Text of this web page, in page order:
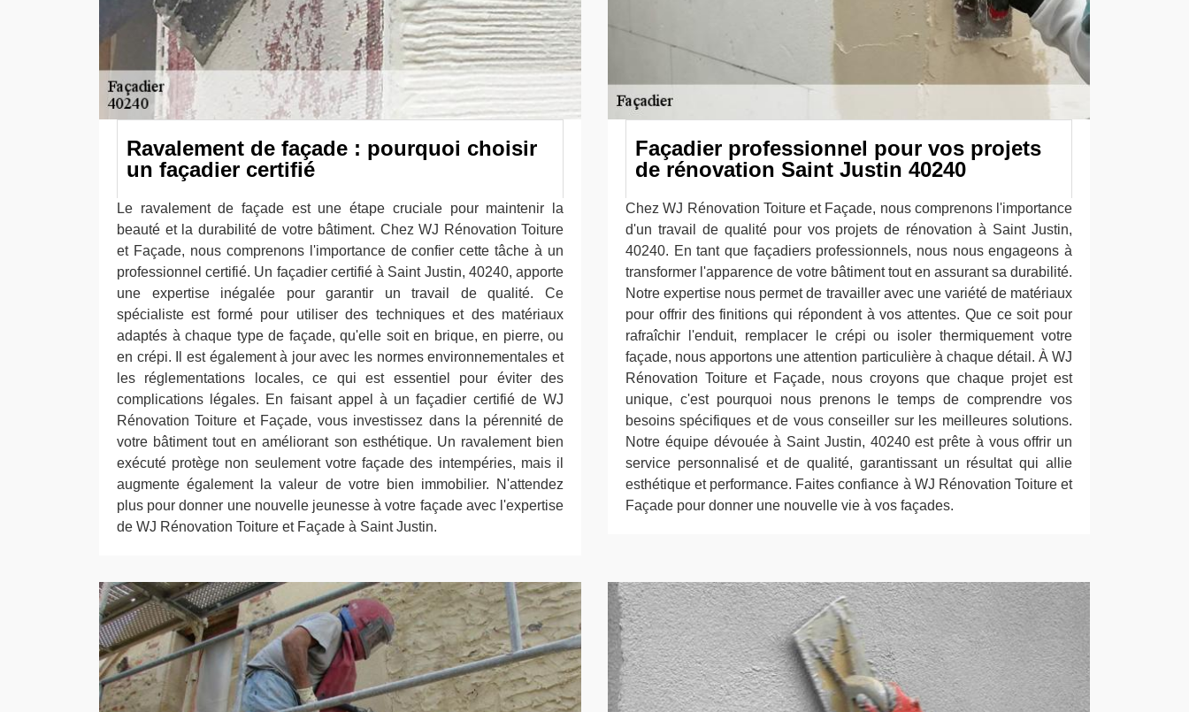
Ravalement de façade : pourquoi choisir
un façadier certifié
Le ravalement de façade est une étape cruciale pour maintenir la
beauté et la durabilité de votre bâtiment. Chez WJ Rénovation Toiture
et Façade, nous comprenons l'importance de confier cette tâche à un
professionnel certifié. Un façadier certifié à Saint Justin, 40240, apporte
une expertise inégalée pour garantir un travail de qualité. Ce
spécialiste est formé pour utiliser des techniques et des matériaux
adaptés à chaque type de façade, qu'elle soit en brique, en pierre, ou
en crépi. Il est également à jour avec les normes environnementales et
les réglementations locales, ce qui est essentiel pour éviter des
complications légales. En faisant appel à un façadier certifié de WJ
Rénovation Toiture et Façade, vous investissez dans la pérennité de
votre bâtiment tout en améliorant son esthétique. Un ravalement bien
exécuté protège non seulement votre façade des intempéries, mais il
augmente également la valeur de votre bien immobilier. N'attendez
plus pour donner une nouvelle jeunesse à votre façade avec l'expertise
de WJ Rénovation Toiture et Façade à Saint Justin.
Façadier professionnel pour vos projets
de rénovation Saint Justin 40240
Chez WJ Rénovation Toiture et Façade, nous comprenons l'importance
d'un travail de qualité pour vos projets de rénovation à Saint Justin,
40240. En tant que façadiers professionnels, nous nous engageons à
transformer l'apparence de votre bâtiment tout en assurant sa durabilité.
Notre expertise nous permet de travailler avec une variété de matériaux
pour offrir des finitions qui répondent à vos attentes. Que ce soit pour
rafraîchir l'enduit, remplacer le crépi ou isoler thermiquement votre
façade, nous apportons une attention particulière à chaque détail. À WJ
Rénovation Toiture et Façade, nous croyons que chaque projet est
unique, c'est pourquoi nous prenons le temps de comprendre vos
besoins spécifiques et de vous conseiller sur les meilleures solutions.
Notre équipe dévouée à Saint Justin, 40240 est prête à vous offrir un
service personnalisé et de qualité, garantissant un résultat qui allie
esthétique et performance. Faites confiance à WJ Rénovation Toiture et
Façade pour donner une nouvelle vie à vos façades.